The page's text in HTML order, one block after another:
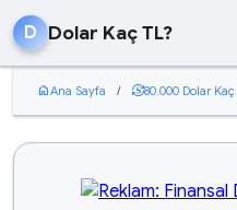
D Dolar Kaç TL?
homeAna Sayfa / currency_exchange80.000 Dolar Kaç